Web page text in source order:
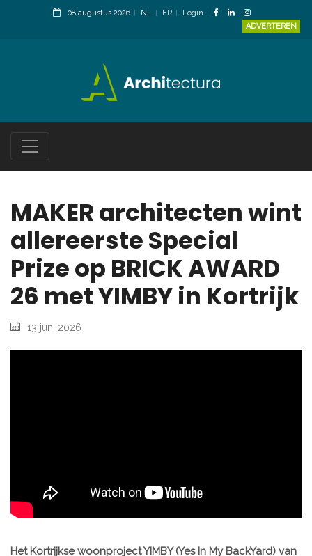
08 augustus 2026 NL FR
Login
ADVERTEREN
MAKER architecten wint
allereerste Special
Prize op BRICK AWARD
26 met YIMBY in Kortrijk
13 juni 2026
Het Kortrijkse woonproject YIMBY (Yes In My BackYard) van